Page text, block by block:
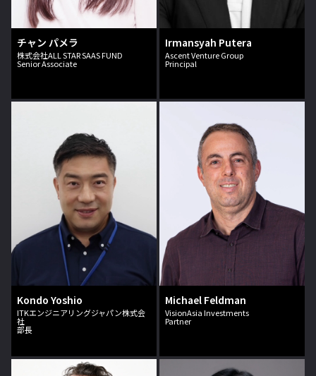
チャン パメラ
株式会社ALL STAR SAAS FUND
Senior Associate
Irmansyah Putera
Ascent Venture Group
Principal
Kondo Yoshio
ITKエンジニアリングジャパン株式会
社
部長
Michael Feldman
VisionAsia Investments
Partner